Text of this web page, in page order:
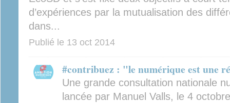
d’expériences par la mutualisation des
dans...
Publié le 13 oct 2014
#contribuez : "le numérique est une
Une grande consultation nationale
lancée par Manuel Valls, le 4